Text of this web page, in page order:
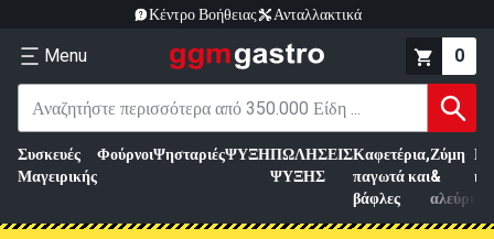
Κέντρο Βοήθειας Ανταλλακτικά
Menu 0
Συσκευές
Μαγειρικής
ΦούρνοιΨησταριέςΨΥΞΗΠΩΛΗΣΕΙΣ
ΨΥΞΗΣ
Καφετέρια,
παγωτά και
βάφλες
Ζύμη
&
αλεύρι